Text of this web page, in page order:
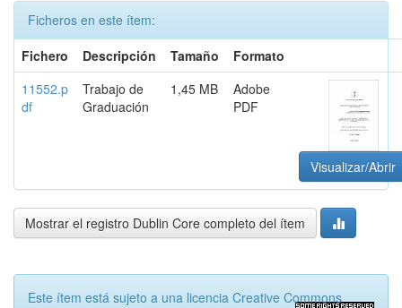
Ficheros en este ítem:
Fichero
Descripción Tamaño
Formato
11552.p
df
Trabajo de
Graduación
1,45 MB
Adobe
PDF
Visualizar/Abrir
Mostrar el registro Dublin Core completo del ítem
Este ítem está sujeto a una licencia Creative Commons